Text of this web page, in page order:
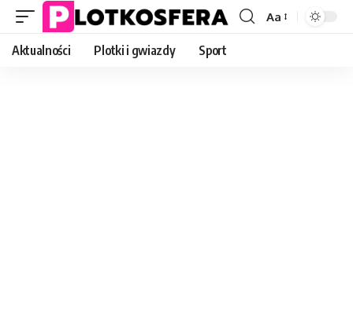
Font
Aa
Aktualności Plotki i gwiazdy Sport